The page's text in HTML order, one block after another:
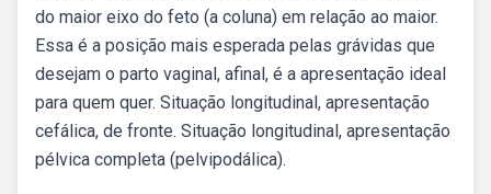
do maior eixo do feto (a coluna) em relação ao maior.
Essa é a posição mais esperada pelas grávidas que
desejam o parto vaginal, afinal, é a apresentação ideal
para quem quer. Situação longitudinal, apresentação
cefálica, de fronte. Situação longitudinal, apresentação
pélvica completa (pelvipodálica).